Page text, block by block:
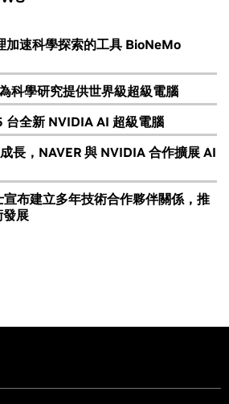
加速科學探索的工具 BioNeMo
科學研究提供世界級超級電腦
台全新 NVIDIA AI 超級電腦
長，NAVER 與 NVIDIA 合作擴展 AI
布建立多年技術合作夥伴關係，推
發展